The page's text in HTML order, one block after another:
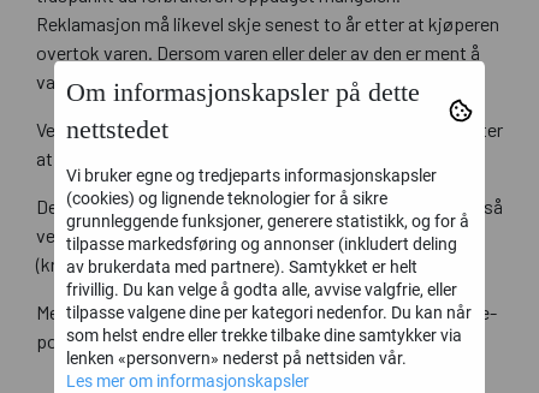
Reklamasjon må likevel skje senest to år etter at kjøperen
overtok varen. Dersom varen eller deler av den er ment å
vare vesentlig lengre, er reklamasjonsfristen fem år.
Ved forsinkelse må krav rettes selger innen rimelig tid etter
at leveringstiden er kommet og varen ikke er levert.
Dersom varen er betalt med kredittkort, kan kjøperen også
velge å reklamere og sende krav direkte til kredittyter
(kredittkortselskapet).(8)
Meldingen til selgeren eller kredittyter bør være skriftlig (e-
post, telefaks eller brev).
Om informasjonskapsler på dette
nettstedet
Vi bruker egne og tredjeparts informasjonskapsler
(cookies) og lignende teknologier for å sikre
grunnleggende funksjoner, generere statistikk, og for å
tilpasse markedsføring og annonser (inkludert deling
av brukerdata med partnere). Samtykket er helt
frivillig. Du kan velge å godta alle, avvise valgfrie, eller
tilpasse valgene dine per kategori nedenfor. Du kan når
som helst endre eller trekke tilbake dine samtykker via
lenken «personvern» nederst på nettsiden vår.
Les mer om informasjonskapsler